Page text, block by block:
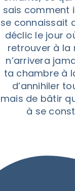
sais comment
se connaissait
déclic le jour
retrouver à la
n’arrivera
ta chambre à
d’annihiler
mais de bâtir
à se